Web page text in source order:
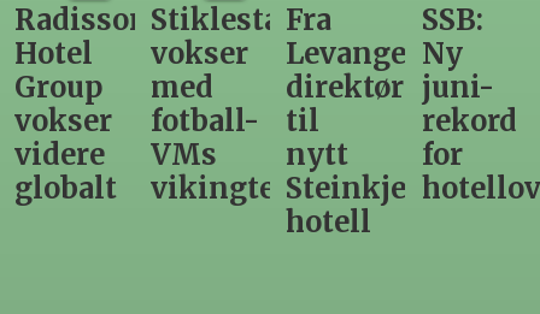
Radisson
Hotel
Group
vokser
videre
globalt
Stiklestad
vokser
med
fotball-
VMs
vikingtematikk
Fra
Levanger-
direktør
til
nytt
Steinkjer-
hotell
SSB:
Ny
juni-
rekord
for